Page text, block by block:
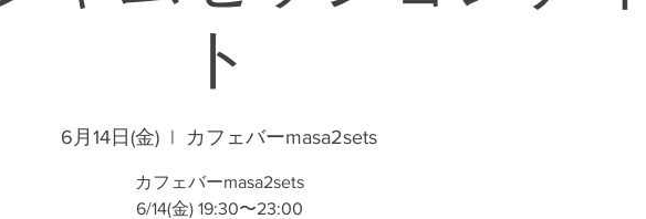
ト
6月14日(金)
  |
カフェバーmasa2sets
カフェバーmasa2sets
6/14(金) 19:30〜23:00